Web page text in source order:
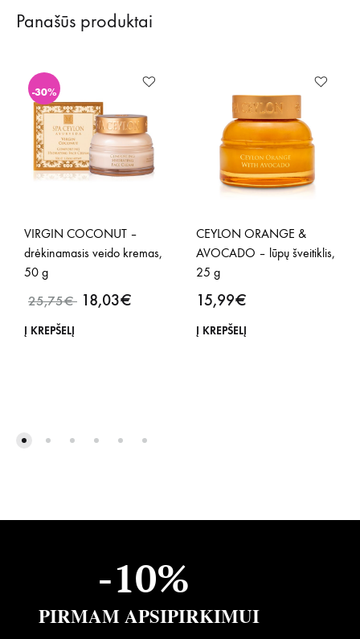
Panašūs produktai
-30%
VIRGIN COCONUT –
drėkinamasis veido kremas,
50 g
25,75€ 18,03€
Į KREPŠELĮ
CEYLON ORANGE &
AVOCADO – lūpų šveitiklis,
25 g
15,99€
Į KREPŠELĮ
-10%
PIRMAM APSIPIRKIMUI